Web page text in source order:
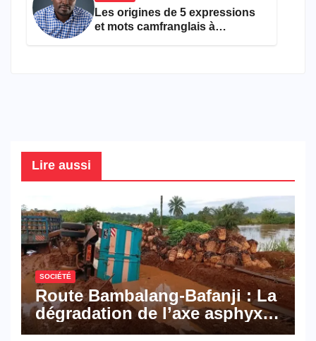
Les origines de 5 expressions
et mots camfranglais à
Lire aussi
SOCIÉTÉ
Route Bambalang-Bafanji : La
dégradation de l’axe asphyxie
les activités économiques